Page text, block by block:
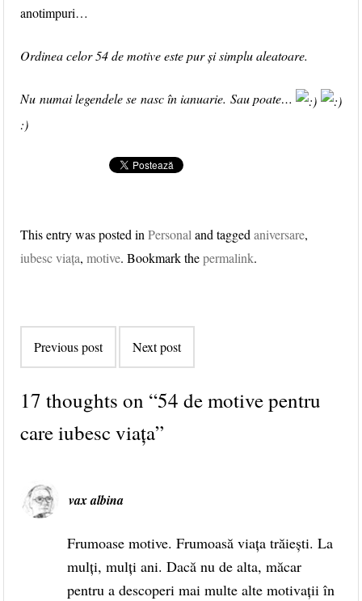
anotimpuri…
Ordinea celor 54 de motive este pur și simplu aleatoare.
Nu numai legendele se nasc în ianuarie. Sau poate…
:)
This entry was posted inPersonaland taggedaniversare,
iubesc viața,motive. Bookmark thepermalink.
Post navigation
Previous post Next post
17 thoughts on “54 de motive pentru
care iubesc viața”
vax albina
Frumoase motive. Frumoasă viața trăiești. La
mulți, mulți ani. Dacă nu de alta, măcar
pentru a descoperi mai multe alte motivații în